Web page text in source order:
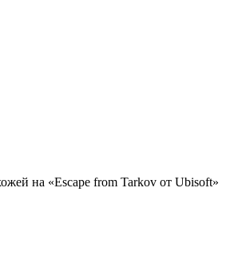
на «Escape from Tarkov от Ubisoft»